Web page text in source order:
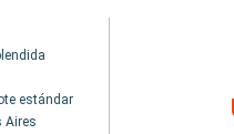
estándar
Aires